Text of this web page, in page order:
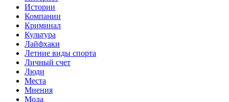
Истории
Компании
Криминал
Культура
Лайфхаки
Летние виды спорта
Личный счет
Люди
Места
Мнения
Мода